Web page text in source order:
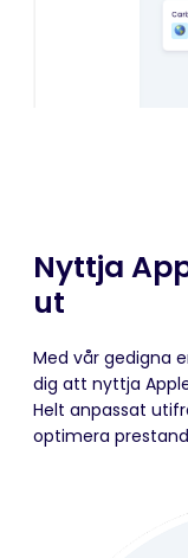
Nyttja
ut
Med vår gedigna
dig att nyttja
Helt anpassat
optimera